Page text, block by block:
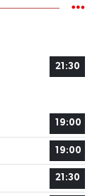
21:30
19:00
19:00
21:30